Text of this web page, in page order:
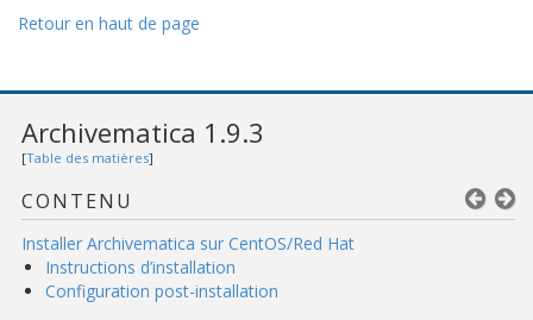
Retour en haut de page
Archivematica 1.9.3
[Table des matières]
CONTENU
Installer Archivematica sur CentOS/Red Hat
Instructions d’installation
Configuration post-installation